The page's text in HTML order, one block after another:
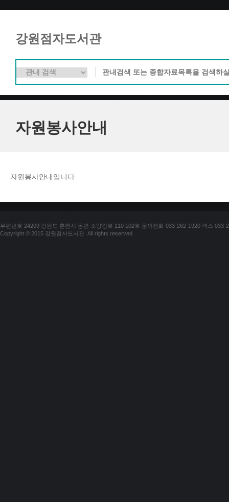
강원점자도서관
자원봉사안내
자원봉사안내입니다
우편번호 24209 강원도 춘천시 동면 소양강로 110 102호 문의전화 033-262-1920 팩스 033-
Copyright © 2015 강원점자도서관. All rights reserved.